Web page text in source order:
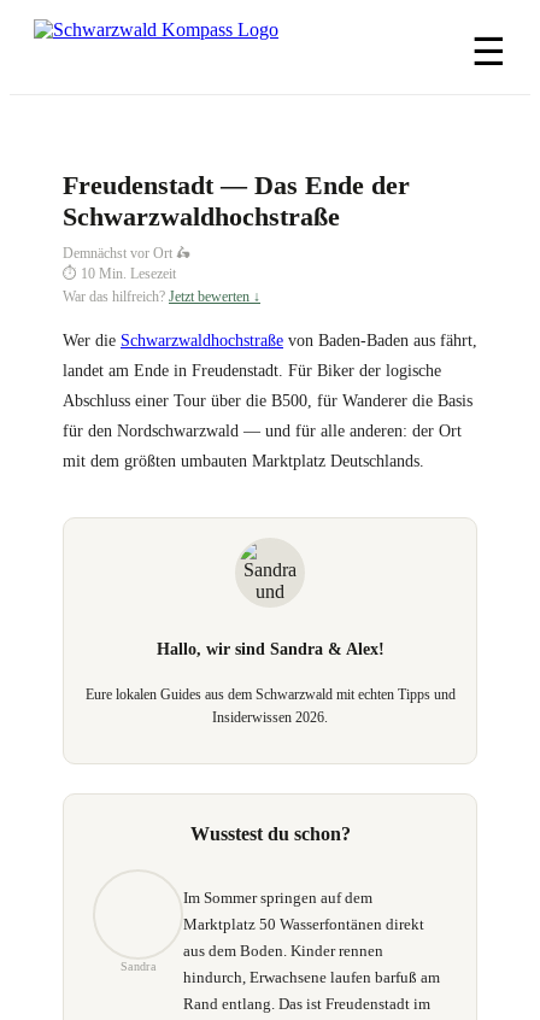
Zum
Inhalt
☰
Freudenstadt — Das Ende der
Schwarzwaldhochstraße
Demnächst vor Ort 🛵
⏱ 10 Min. Lesezeit
War das hilfreich? Jetzt bewerten ↓
Wer die Schwarzwaldhochstraße von Baden-Baden aus fährt,
landet am Ende in Freudenstadt. Für Biker der logische
Abschluss einer Tour über die B500, für Wanderer die Basis
für den Nordschwarzwald — und für alle anderen: der Ort
mit dem größten umbauten Marktplatz Deutschlands.
Hallo, wir sind Sandra & Alex!
Eure lokalen Guides aus dem Schwarzwald mit echten Tipps und
Insiderwissen 2026.
Wusstest du schon?
Sandra
Im Sommer springen auf dem
Marktplatz 50 Wasserfontänen direkt
aus dem Boden. Kinder rennen
hindurch, Erwachsene laufen barfuß am
Rand entlang. Das ist Freudenstadt im